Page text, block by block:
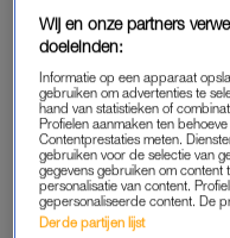
Maandelijks
START
Daarna
Al
Wij en onze partners
doeleinden:
Informatie op een apparaat
gebruiken om advertenties te
hand van statistieken of
Profielen aanmaken ten
Contentprestaties meten.
gebruiken voor de selectie van
gegevens gebruiken om content
personalisatie van content.
gepersonaliseerde content. De
Derde partijen lijst